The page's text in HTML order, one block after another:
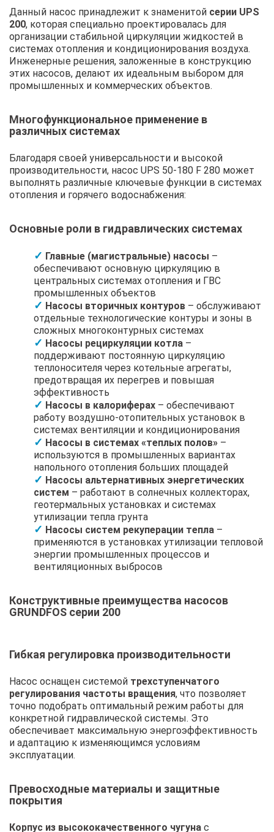
Данный насос принадлежит к знаменитой серии UPS
200, которая специально проектировалась для
организации стабильной циркуляции жидкостей в
системах отопления и кондиционирования воздуха.
Инженерные решения, заложенные в конструкцию
этих насосов, делают их идеальным выбором для
промышленных и коммерческих объектов.
Многофункциональное применение в
различных системах
Благодаря своей универсальности и высокой
производительности, насос UPS 50-180 F 280 может
выполнять различные ключевые функции в системах
отопления и горячего водоснабжения:
Основные роли в гидравлических системах
Главные (магистральные) насосы –
обеспечивают основную циркуляцию в
центральных системах отопления и ГВС
промышленных объектов
Насосы вторичных контуров – обслуживают
отдельные технологические контуры и зоны в
сложных многоконтурных системах
Насосы рециркуляции котла –
поддерживают постоянную циркуляцию
теплоносителя через котельные агрегаты,
предотвращая их перегрев и повышая
эффективность
Насосы в калориферах – обеспечивают
работу воздушно-отопительных установок в
системах вентиляции и кондиционирования
Насосы в системах «теплых полов» –
используются в промышленных вариантах
напольного отопления больших площадей
Насосы альтернативных энергетических
систем – работают в солнечных коллекторах,
геотермальных установках и системах
утилизации тепла грунта
Насосы систем рекуперации тепла –
применяются в установках утилизации тепловой
энергии промышленных процессов и
вентиляционных выбросов
Конструктивные преимущества насосов
GRUNDFOS серии 200
Гибкая регулировка производительности
Насос оснащен системой трехступенчатого
регулирования частоты вращения, что позволяет
точно подобрать оптимальный режим работы для
конкретной гидравлической системы. Это
обеспечивает максимальную энергоэффективность
и адаптацию к изменяющимся условиям
эксплуатации.
Превосходные материалы и защитные
покрытия
Корпус из высококачественного чугуна с